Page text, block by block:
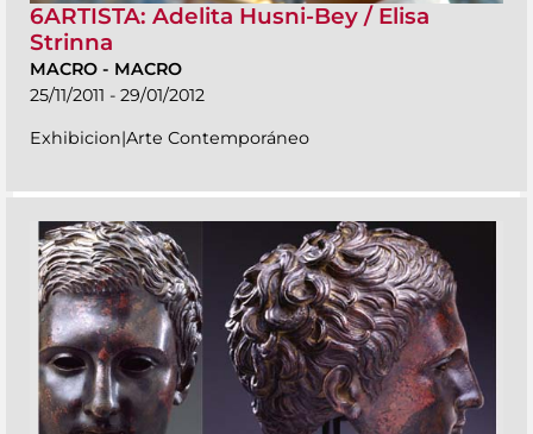
6ARTISTA: Adelita Husni-Bey / Elisa
Strinna
MACRO - MACRO
25/11/2011 - 29/01/2012
Exhibicion|Arte Contemporáneo